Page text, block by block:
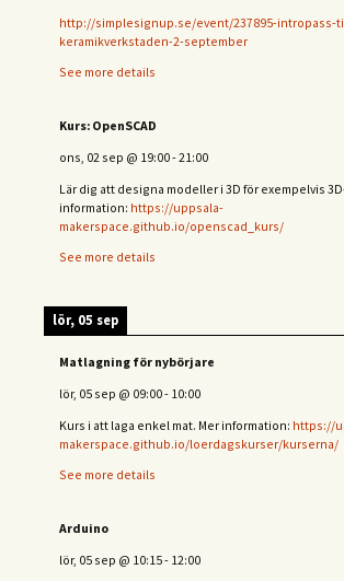
http://simplesignup.se/event/237895-intropass-
keramikverkstaden-2-september
See more details
Kurs: OpenSCAD
ons, 02 sep @ 19:00-21:00
Lär dig att designa modeller i 3D för exempelvis
information: https://uppsala-
makerspace.github.io/openscad_kurs/
See more details
lör, 05 sep
Matlagning för nybörjare
lör, 05 sep @ 09:00- 10:00
Kurs i att laga enkel mat. Mer information: https://
makerspace.github.io/loerdagskurser/kurserna/
See more details
Arduino
lör, 05 sep @ 10:15- 12:00